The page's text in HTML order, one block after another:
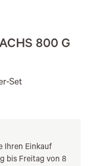
800 G
Set
Ihren Einkauf
bis Freitag von 8